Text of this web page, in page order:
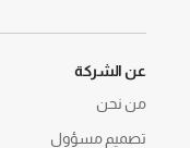
عن الشركة
من نحن
تصميم مسؤول